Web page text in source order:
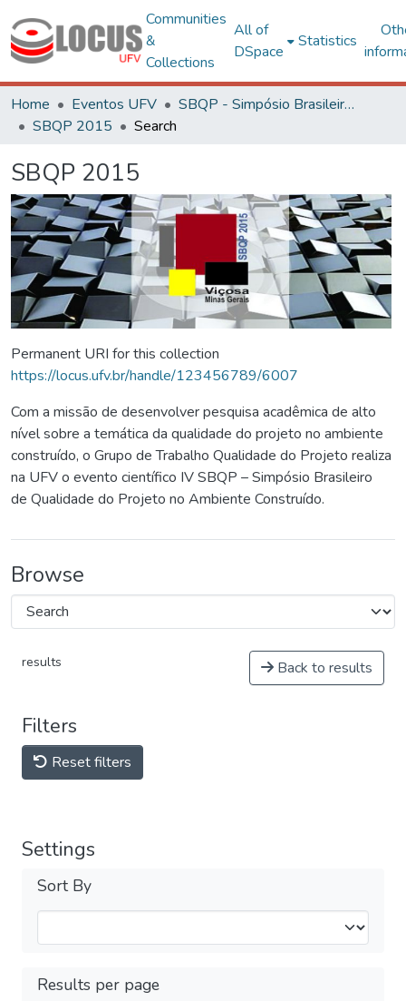
Communities
&
Collections
All of
DSpace
Statistics
Home Eventos UFV
SBQP - Simpósio Brasileiro de Qualidade do Projeto no Ambiente Construído
SBQP 2015
Search
SBQP 2015
Permanent URI for this collection
https://locus.ufv.br/handle/123456789/6007
Com a missão de desenvolver pesquisa acadêmica de alto
nível sobre a temática da qualidade do projeto no ambiente
construído, o Grupo de Trabalho Qualidade do Projeto realiza
na UFV o evento científico IV SBQP – Simpósio Brasileiro
de Qualidade do Projeto no Ambiente Construído.
Browse
results Back to results
Filters
Reset filters
Settings
Sort By
Results per page